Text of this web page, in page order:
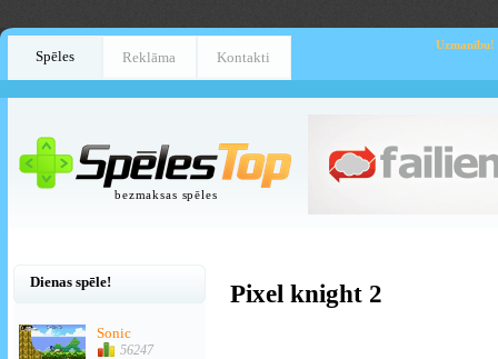
Spēles Reklāma Kontakti
Uzmanību!
bezmaksas spēles
Dienas spēle!
Sonic
56247
Pixel knight 2